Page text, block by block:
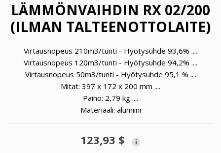
LÄMMÖNVAIHDIN RX 02/200
(ILMAN TALTEENOTTOLAITE)
Virtausnopeus 210m3/tunti - Hyötysuhde 93,6% ....
Virtausnopeus 120m3/tunti - Hyötysuhde 94,2% ....
Virtausnopeus 50m3/tunti - Hyötysuhde 95,1 % ....
Mitat: 397 x 172 x 200 mm ....
Paino: 2,79 kg ....
Materiaali: alumiini
123,93 $ i